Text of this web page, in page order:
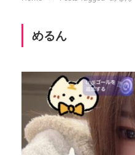
めるん